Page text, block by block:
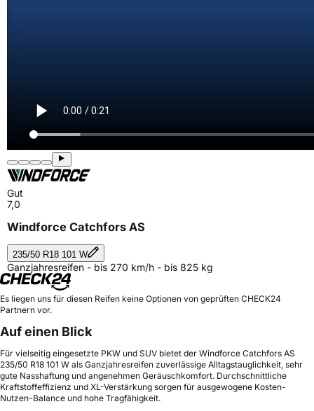
Gut
7,0
Windforce Catchfors AS
235/50 R18 101 W
Ganzjahresreifen - bis 270 km/h - bis 825 kg
Es liegen uns für diesen Reifen keine Optionen von geprüften CHECK24
Partnern vor.
Auf einen Blick
Für vielseitig eingesetzte PKW und SUV bietet der Windforce Catchfors AS
235/50 R18 101 W als Ganzjahresreifen zuverlässige Alltagstauglichkeit, sehr
gute Nasshaftung und angenehmen Geräuschkomfort. Durchschnittliche
Kraftstoffeffizienz und XL-Verstärkung sorgen für ausgewogene Kosten-
Nutzen-Balance und hohe Tragfähigkeit.